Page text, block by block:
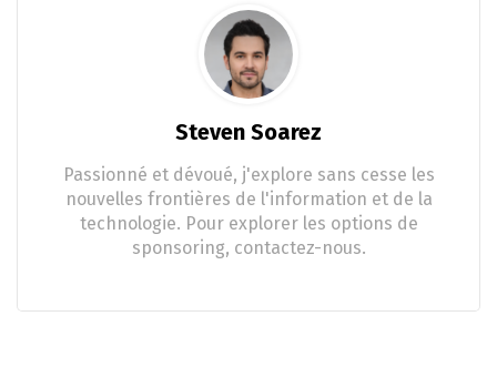
Steven Soarez
Passionné et dévoué, j'explore sans cesse les
nouvelles frontières de l'information et de la
technologie. Pour explorer les options de
sponsoring, contactez-nous.